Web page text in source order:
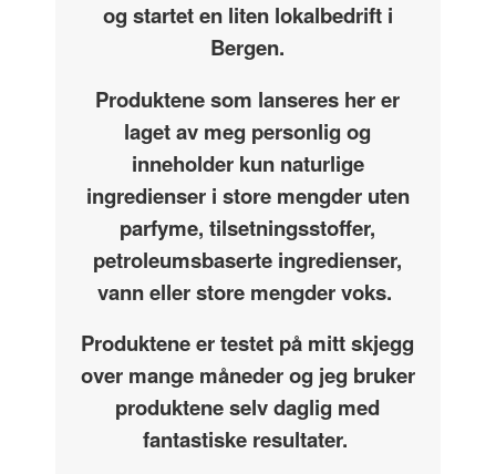
og startet en liten lokalbedrift i
Bergen.
Produktene som lanseres her er
laget av meg personlig og
inneholder kun naturlige
ingredienser i store mengder uten
parfyme, tilsetningsstoffer,
petroleumsbaserte ingredienser,
vann eller store mengder voks.
Produktene er testet på mitt skjegg
over mange måneder og jeg bruker
produktene selv daglig med
fantastiske resultater.